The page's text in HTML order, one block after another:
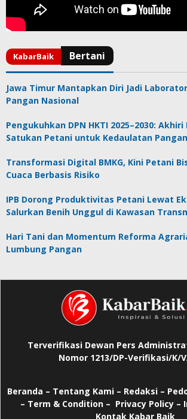
Jawa Timur Mantapkan Diri Jadi
Pangan Nasional
Pengukuhkan DPN HKTI 2025–2030:
Satukan Petani untuk Kedaulatan Pangan
Transformasi Digital BMKG, Kini Petani
Cuaca Berbasis Risiko
IPB Dorong Produktivitas Petani Lewat
Salurkan Benih Unggul di Kawasan
Hari Tani dan Momentum Reforma
Lumbung Pangan
Terverifikasi Dewan Pers
Nomor 1213/DP-Verifikasi/K/
Beranda – Tentang Kami – Redaksi –
– Term & Condition – Privacy Policy–
Kontak Kabar Baik